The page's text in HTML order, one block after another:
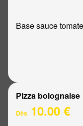
Base sauce
Pizza bolognaise
Dès 10.00 €